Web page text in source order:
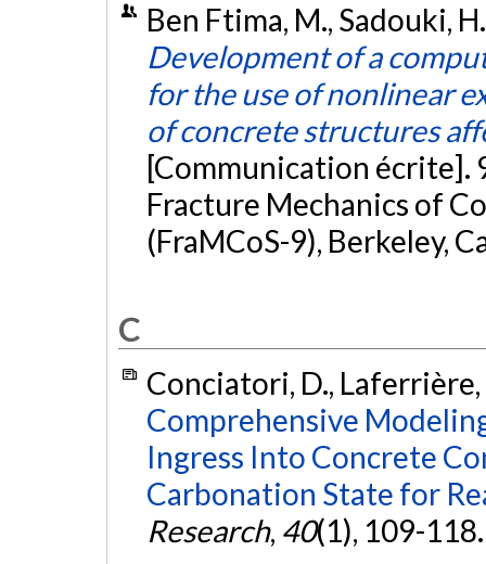
Ben Ftima, M., Sadouki,
Development of a
for the use of nonlinear
of concrete structures
[Communication
Fracture Mechanics of
(FraMCoS-9), Berkeley,
C
Conciatori, D., Laferrière,
Comprehensive
Ingress Into Concrete
Carbonation State for
Research, 40(1), 109-